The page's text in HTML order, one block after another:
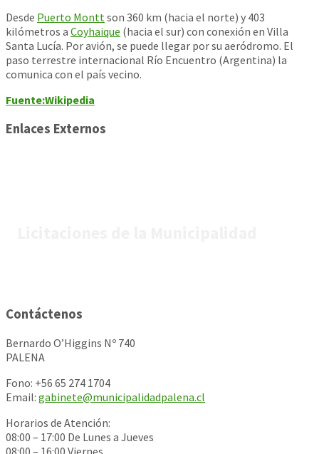
Desde Puerto Monttson 360 km (hacia el norte) y 403
kilómetros a Coyhaique (hacia el sur) con conexión en Villa
Santa Lucía. Por avión, se puede llegar por su aeródromo. El
paso terrestre internacional Río Encuentro (Argentina) la
comunica con el país vecino.
Fuente:Wikipedia
Enlaces Externos
Contáctenos
Bernardo O’Higgins Nº 740
PALENA
Fono: +56 65 274 1704
Email: gabinete@municipalidadpalena.cl
Horarios de Atención:
08:00 – 17:00 De Lunes a Jueves